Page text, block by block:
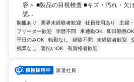
容＞ ■製品の目視検査 ■キズ・汚れ・欠
認...
制服あり 業界未経験者歓迎 社員登用あり 主婦
フリーター歓迎
学歴不問 車通勤OK 即日勤務OK
平日のみOK
転勤なし 経験不問 未経験者歓迎
残業なし
週払いOK 有資格者歓迎
派遣社員